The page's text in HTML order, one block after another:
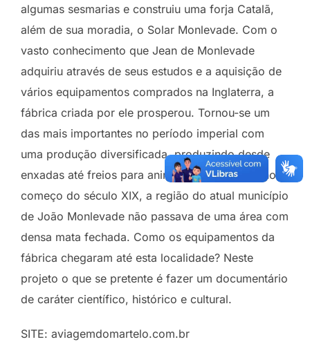
algumas sesmarias e construiu uma forja Catalã,
além de sua moradia, o Solar Monlevade. Com o
vasto conhecimento que Jean de Monlevade
adquiriu através de seus estudos e a aquisição de
vários equipamentos comprados na Inglaterra, a
fábrica criada por ele prosperou. Tornou-se um
das mais importantes no período imperial com
uma produção diversificada, produzindo desde
enxadas até freios para animais. Sabe-se que no
começo do século XIX, a região do atual município
de João Monlevade não passava de uma área com
densa mata fechada. Como os equipamentos da
fábrica chegaram até esta localidade? Neste
projeto o que se pretente é fazer um documentário
de caráter científico, histórico e cultural.
SITE: aviagemdomartelo.com.br